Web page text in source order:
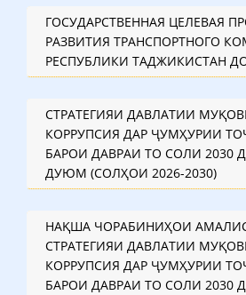
ГОСУДАРСТВЕННАЯ ЦЕЛЕВАЯ
РАЗВИТИЯ ТРАНСПОРТНОГО
РЕСПУБЛИКИ ТАДЖИКИСТАН
СТРАТЕГИЯИ ДАВЛАТИИ
КОРРУПСИЯ ДАР ҶУМҲУРИИ
БАРОИ ДАВРАИ ТО СОЛИ 2030
ДУЮМ (СОЛҲОИ 2026-2030)
НАҚША ЧОРАБИНИҲОИ
СТРАТЕГИЯИ ДАВЛАТИИ
КОРРУПСИЯ ДАР ҶУМҲУРИИ
БАРОИ ДАВРАИ ТО СОЛИ 2030